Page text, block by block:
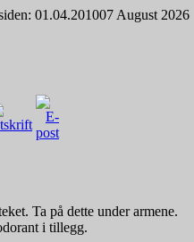
01.04.201007 August 2026
Ta på dette under armene.
i tillegg.